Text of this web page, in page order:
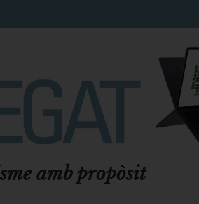
amb propòsit